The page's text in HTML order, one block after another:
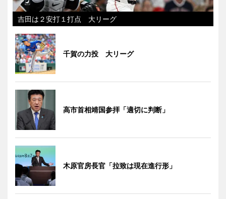
吉田は２安打１打点 大リーグ
千賀の力投 大リーグ
高市首相靖国参拝「適切に判断」
木原官房長官「拉致は現在進行形」